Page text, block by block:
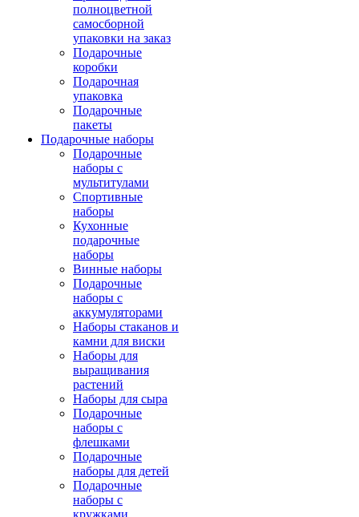
полноцветной
самосборной
упаковки на заказ
Подарочные
коробки
Подарочная
упаковка
Подарочные
пакеты
Подарочные наборы
Подарочные
наборы с
мультитулами
Спортивные
наборы
Кухонные
подарочные
наборы
Винные наборы
Подарочные
наборы с
аккумуляторами
Наборы стаканов и
камни для виски
Наборы для
выращивания
растений
Наборы для сыра
Подарочные
наборы с
флешками
Подарочные
наборы для детей
Подарочные
наборы с
кружками